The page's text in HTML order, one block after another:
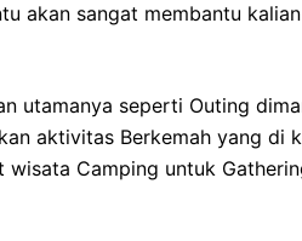
akan sangat membantu
utamanya seperti Outing
aktivitas Berkemah yang di
Camping untuk